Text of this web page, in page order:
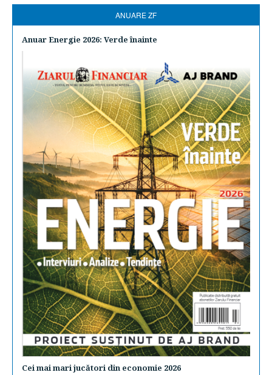
ANUARE ZF
Anuar Energie 2026: Verde înainte
Cei mai mari jucători din economie 2026